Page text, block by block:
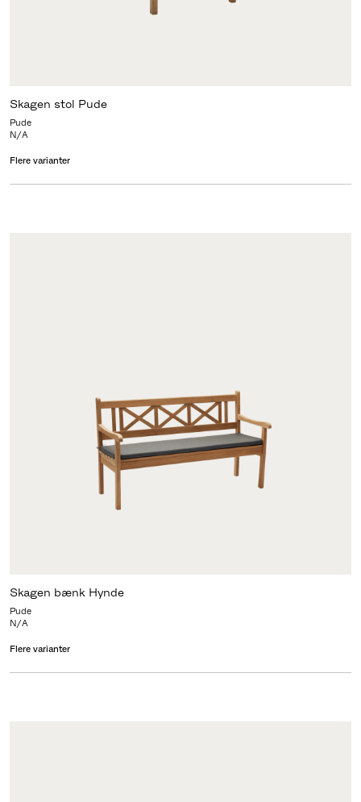
Skagen stol Pude
Pude
N/A
Flere varianter
Skagen bænk Hynde
Pude
N/A
Flere varianter